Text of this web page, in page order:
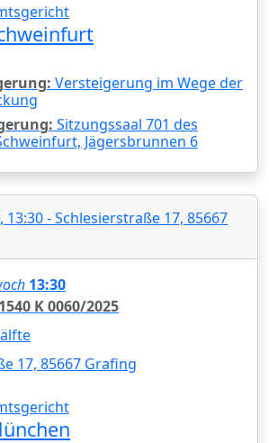
Versteigerung im Wege der
Sitzungssaal 701 des
Jägersbrunnen 6
13:30 - Schlesierstraße 17, 85667
13:30
K 0060/2025
17, 85667 Grafing